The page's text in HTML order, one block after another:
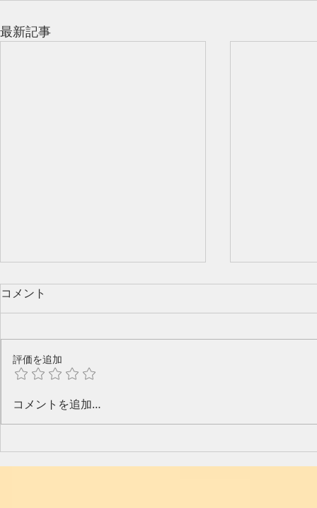
最新記事
コメント
評価を追加
コメントを追加…